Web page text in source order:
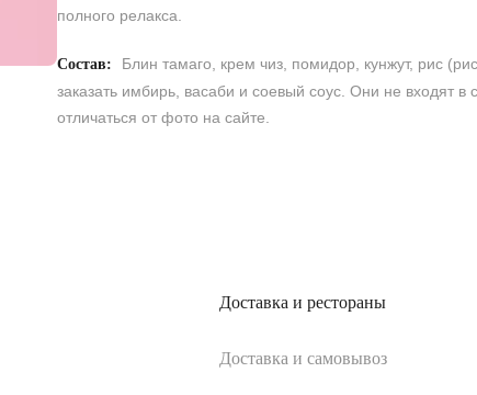
полного релакса.
Состав:
Блин тамаго, крем чиз, помидор, кунжут, рис
заказать имбирь, васаби и соевый соус. Они не входят
отличаться от фото на сайте.
Доставка и рестораны
Доставка и самовывоз